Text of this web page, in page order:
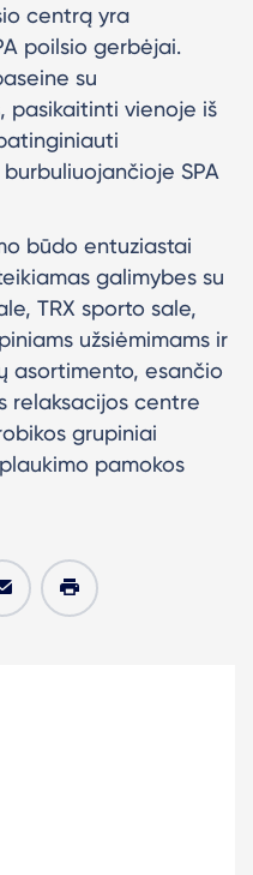
centrą yra
poilsio gerbėjai.
su
pasikaitinti vienoje iš
SPA
būdo entuziastai
galimybes su
TRX sporto sale,
užsiėmimams ir
asortimento, esančio
relaksacijos centre
grupiniai
pamokos